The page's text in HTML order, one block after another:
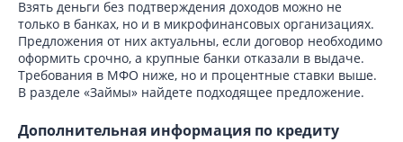
Взять деньги без подтверждения доходов можно не
только в банках, но и в микрофинансовых организациях.
Предложения от них актуальны, если договор необходимо
оформить срочно, а крупные банки отказали в выдаче.
Требования в МФО ниже, но и процентные ставки выше.
В разделе «Займы» найдете подходящее предложение.
Дополнительная информация по кредиту